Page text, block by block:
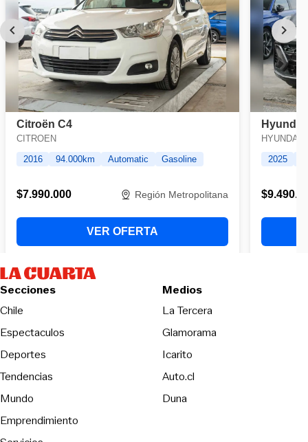
Secciones
Chile
Espectaculos
Deportes
Tendencias
Mundo
Emprendimiento
Medios
La Tercera
Glamorama
Icarito
Auto.cl
Duna